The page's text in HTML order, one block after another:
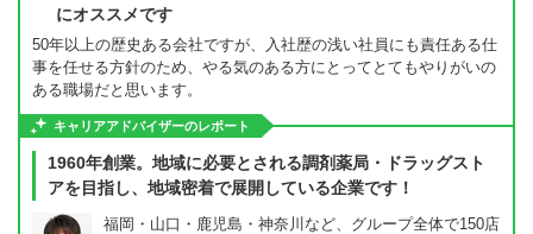
にオススメです
50年以上の歴史ある会社ですが、入社歴の浅い社員にも責任ある仕
事を任せる方針のため、やる気のある方にとってとてもやりがいの
ある職場だと思います。
キャリアアドバイザーのレポート
1960年創業。地域に必要とされる調剤薬局・ドラッグスト
アを目指し、地域密着で展開している企業です！
福岡・山口・鹿児島・神奈川など、グループ全体で150店